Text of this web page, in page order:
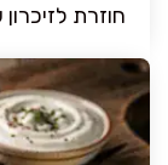
חוזרת